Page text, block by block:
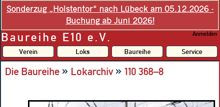
Sonderzug „Holstentor“ nach Lübeck am 05.12.2026 -
Buchung ab Juni 2026!
Baureihe E10 e.V. Anmelden
Verein Loks Baureihe Service
Die Baureihe » Lokarchiv» 110 368–8